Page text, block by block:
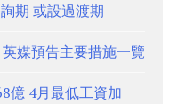
期 或設過渡期
媒預告主要措施一覽
億 4月最低工資加